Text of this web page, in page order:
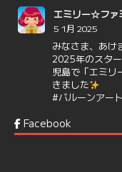
エミリー☆ファ
5 1月 2025
みなさま、あけ
2025年のスタ
児島で「エミ
きました
#バルーンアート
6
Facebook